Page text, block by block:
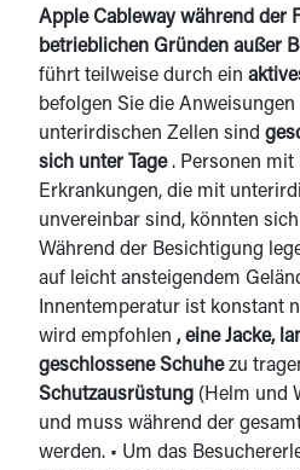
Apple Cableway während der
betrieblichen Gründen außer
führt teilweise durch ein
befolgen Sie die Anweisungen
unterirdischen Zellen sind
sich unter Tage. Personen mit
Erkrankungen, die mit
unvereinbar sind, könnten
Während der Besichtigung
auf leicht ansteigendem
Innentemperatur ist konstant
wird empfohlen , eine Jacke,
geschlossene Schuhezu
Schutzausrüstung (Helm und
und muss während der
werden. • Um das